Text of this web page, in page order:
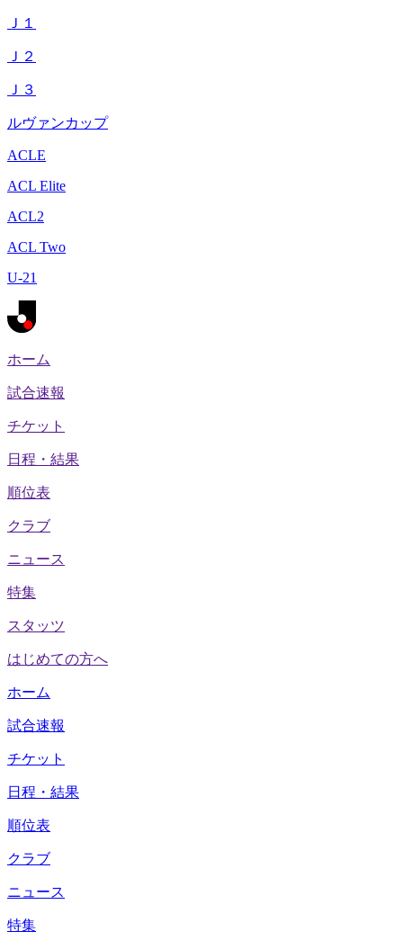
Ｊ１
Ｊ２
Ｊ３
ルヴァンカップ
ACLE
ACL Elite
ACL2
ACL Two
U-21
ホーム
試合速報
チケット
日程・結果
順位表
クラブ
ニュース
特集
スタッツ
はじめての方へ
ホーム
試合速報
チケット
日程・結果
順位表
クラブ
ニュース
特集